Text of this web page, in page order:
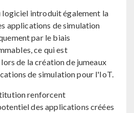
logiciel introduit également la
applications de simulation
par le biais
ce qui est
de la création de jumeaux
de simulation pour l'IoT.
renforcent
des applications créées